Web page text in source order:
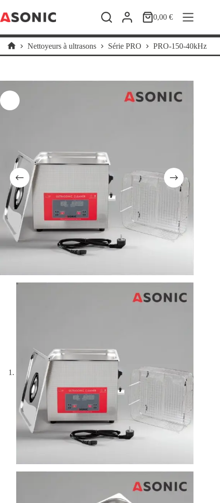
au
contenu
Panier0,00€
Accueil
Nettoyeurs à ultrasons Série PRO PRO-150-40kHz